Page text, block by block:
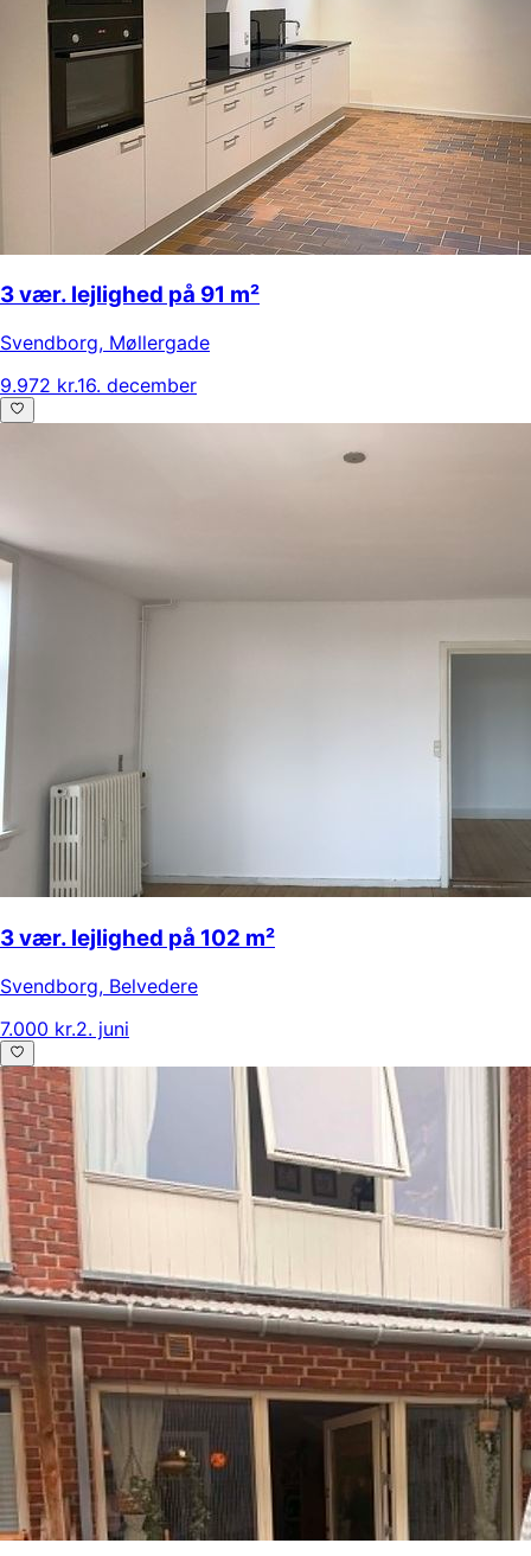
3 vær. lejlighed på 91 m²
Svendborg, Møllergade
9.972 kr.16. december
3 vær. lejlighed på 102 m²
Svendborg, Belvedere
7.000 kr.2. juni